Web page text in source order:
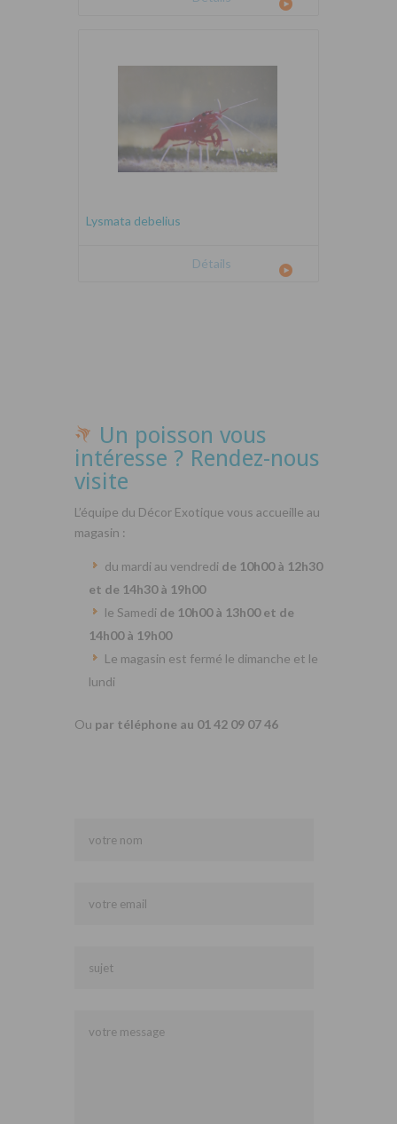
Lysmata debelius
Détails
Un poisson vous
intéresse ? Rendez-nous
visite
L’équipe du Décor Exotique vous accueille au
magasin :
du mardi au vendredi de 10h00 à 12h30
et de 14h30 à 19h00
le Samedi de 10h00 à 13h00 et de
14h00 à 19h00
Le magasin est fermé le dimanche et le
lundi
Ou par téléphone au 01 42 09 07 46